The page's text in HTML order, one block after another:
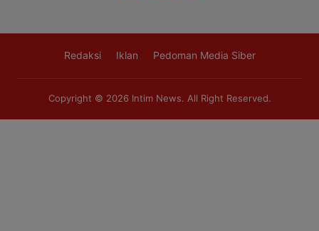
Redaksi Iklan Pedoman Media Siber
Copyright © 2026 Intim News. All Right Reserved.